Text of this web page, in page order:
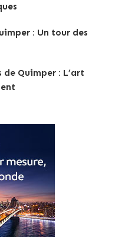
: Un tour des
de Quimper : L’art